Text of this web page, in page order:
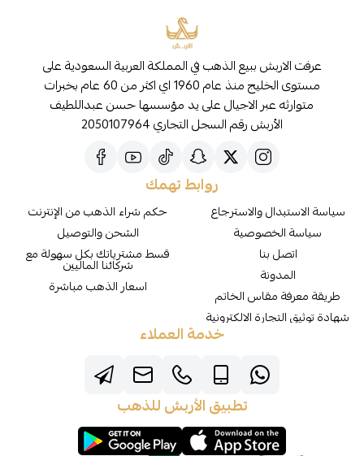
عرفت الاربش ببيع الذهب في المملكة العربية السعودية على
مستوى الخليج منذ عام 1960 اي اكثر من 60 عام بخبرات
متوارثه عبر الاجيال على يد مؤسسها حسن عبداللطيف
الأربش رقم السجل التجاري 2050107964
روابط تهمك
سياسة الاستبدال والاسترجاع
سياسة الخصوصية
اتصل بنا
المدونة
طريقة معرفة مقاس الخاتم
شهادة توثيق التجارة الالكترونية
حكم شراء الذهب من الإنترنت
الشحن والتوصيل
قسط مشترياتك بكل سهولة مع
شركائنا الماليين
اسعار الذهب مباشرة
خدمة العملاء
تطبيق الأربش للذهب